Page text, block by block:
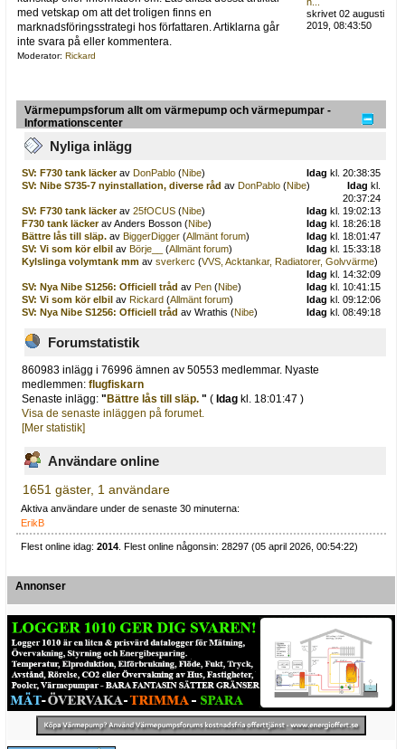
med vetskap om att det troligen finns en
marknadsföringsstrategi hos författaren. Artiklarna går
inte svara på eller kommentera.
Moderator: Rickard
skrivet 02 augusti
2019, 08:43:50
Värmepumpsforum allt om värmepump och värmepumpar -
Informationscenter
Nyliga inlägg
SV: F730 tank läckerav DonPablo(Nibe) Idag kl. 20:38:35
SV: Nibe S735-7 nyinstallation, diverse råd av DonPablo(Nibe) Idag kl.
20:37:24
SV: F730 tank läckerav 25fOCUS(Nibe) Idag kl. 19:02:13
F730 tank läckerav Anders Bosson (Nibe) Idag kl. 18:26:18
Bättre lås till släp. av BiggerDigger(Allmänt forum) Idag kl. 18:01:47
SV: Vi som kör elbilav Börje__ (Allmänt forum) Idag kl. 15:33:18
Kylslinga volymtank mmav sverkerc (VVS, Acktankar, Radiatorer, Golvvärme)
Idag kl. 14:32:09
SV: Nya Nibe S1256: Officiell tråd av Pen(Nibe) Idag kl. 10:41:15
SV: Vi som kör elbilav Rickard(Allmänt forum) Idag kl. 09:12:06
SV: Nya Nibe S1256: Officiell tråd av Wrathis (Nibe) Idag kl. 08:49:18
Forumstatistik
860983 inlägg i 76996 ämnen av 50553 medlemmar. Nyaste
medlemmen:flugfiskarn
Senaste inlägg:" Bättre lås till släp." ( Idag kl. 18:01:47 )
Visa de senaste inläggen på forumet.
[Mer statistik]
Användare online
1651 gäster, 1 användare
Aktiva användare under de senaste 30 minuterna:
ErikB
Flest online idag:2014 . Flest online någonsin: 28297 (05 april 2026, 00:54:22)
Annonser